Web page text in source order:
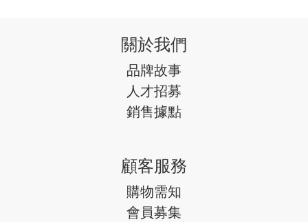
關於我們
品牌故事
人才招募
銷售據點
顧客服務
購物需知
會員募集